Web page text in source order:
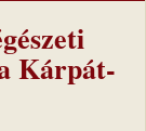
Kárpát-